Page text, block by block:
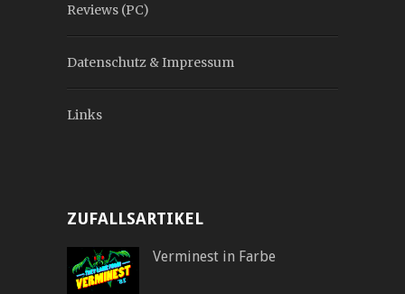
Reviews (PC)
Datenschutz & Impressum
Links
ZUFALLSARTIKEL
Verminest in Farbe